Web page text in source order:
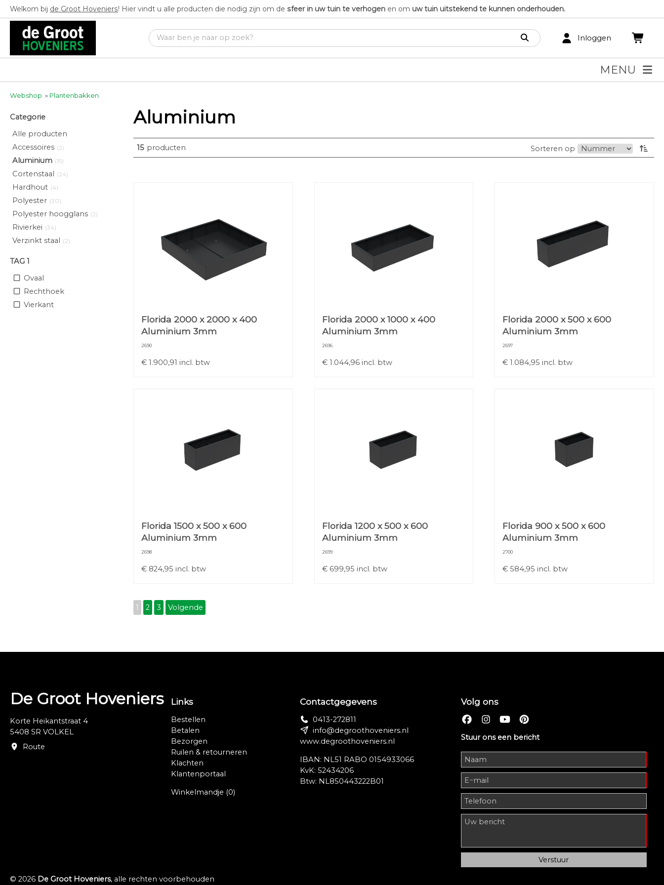
Welkom bij de Groot Hoveniers! Hier vindt u alle producten die nodig zijn om de sfeer in uw tuin te verhogen en om uw tuin uitstekend te kunnen onderhouden.
Inloggen
MENU
Webshop » Plantenbakken
Categorie
Alle producten
Accessoires (2)
Aluminium (15)
Cortenstaal (24)
Hardhout (4)
Polyester (30)
Polyester hoogglans (2)
Rivierkei (34)
Verzinkt staal (2)
TAG 1
Ovaal
Rechthoek
Vierkant
Aluminium
15 producten Sorteren op
Florida 2000 x 2000 x 400
Aluminium 3mm
2690
€ 1.900,91 incl. btw
Florida 2000 x 1000 x 400
Aluminium 3mm
2696
€ 1.044,96incl. btw
Florida 2000 x 500 x 600
Aluminium 3mm
2697
€1.084,95 incl. btw
Florida 1500 x 500 x 600
Aluminium 3mm
2698
€ 824,95 incl. btw
Florida 1200 x 500 x 600
Aluminium 3mm
2699
€ 699,95 incl. btw
Florida 900 x 500 x 600
Aluminium 3mm
2700
€584,95 incl. btw
1 2 3 Volgende
De Groot Hoveniers
Korte Heikantstraat 4
5408 SR VOLKEL
Route
Links
Bestellen
Betalen
Bezorgen
Ruilen & retourneren
Klachten
Klantenportaal
Winkelmandje (0)
Contactgegevens
0413-272811
info@degroothoveniers.nl
www.degroothoveniers.nl
IBAN: NL51 RABO 0154933066
KvK: 52434206
Btw: NL850443222B01
Volg ons
Stuur ons een bericht
© 2026 De Groot Hoveniers, alle rechten voorbehouden